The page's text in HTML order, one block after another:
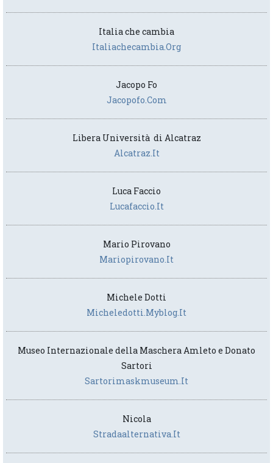
Italia che cambia
Italiachecambia.org
Jacopo Fo
Jacopofo.com
Libera Università di Alcatraz
Alcatraz.it
Luca Faccio
Lucafaccio.it
Mario Pirovano
Mariopirovano.it
Michele Dotti
Micheledotti.myblog.it
Museo Internazionale della Maschera Amleto e Donato
Sartori
Sartorimaskmuseum.it
Nicola
Stradaalternativa.it